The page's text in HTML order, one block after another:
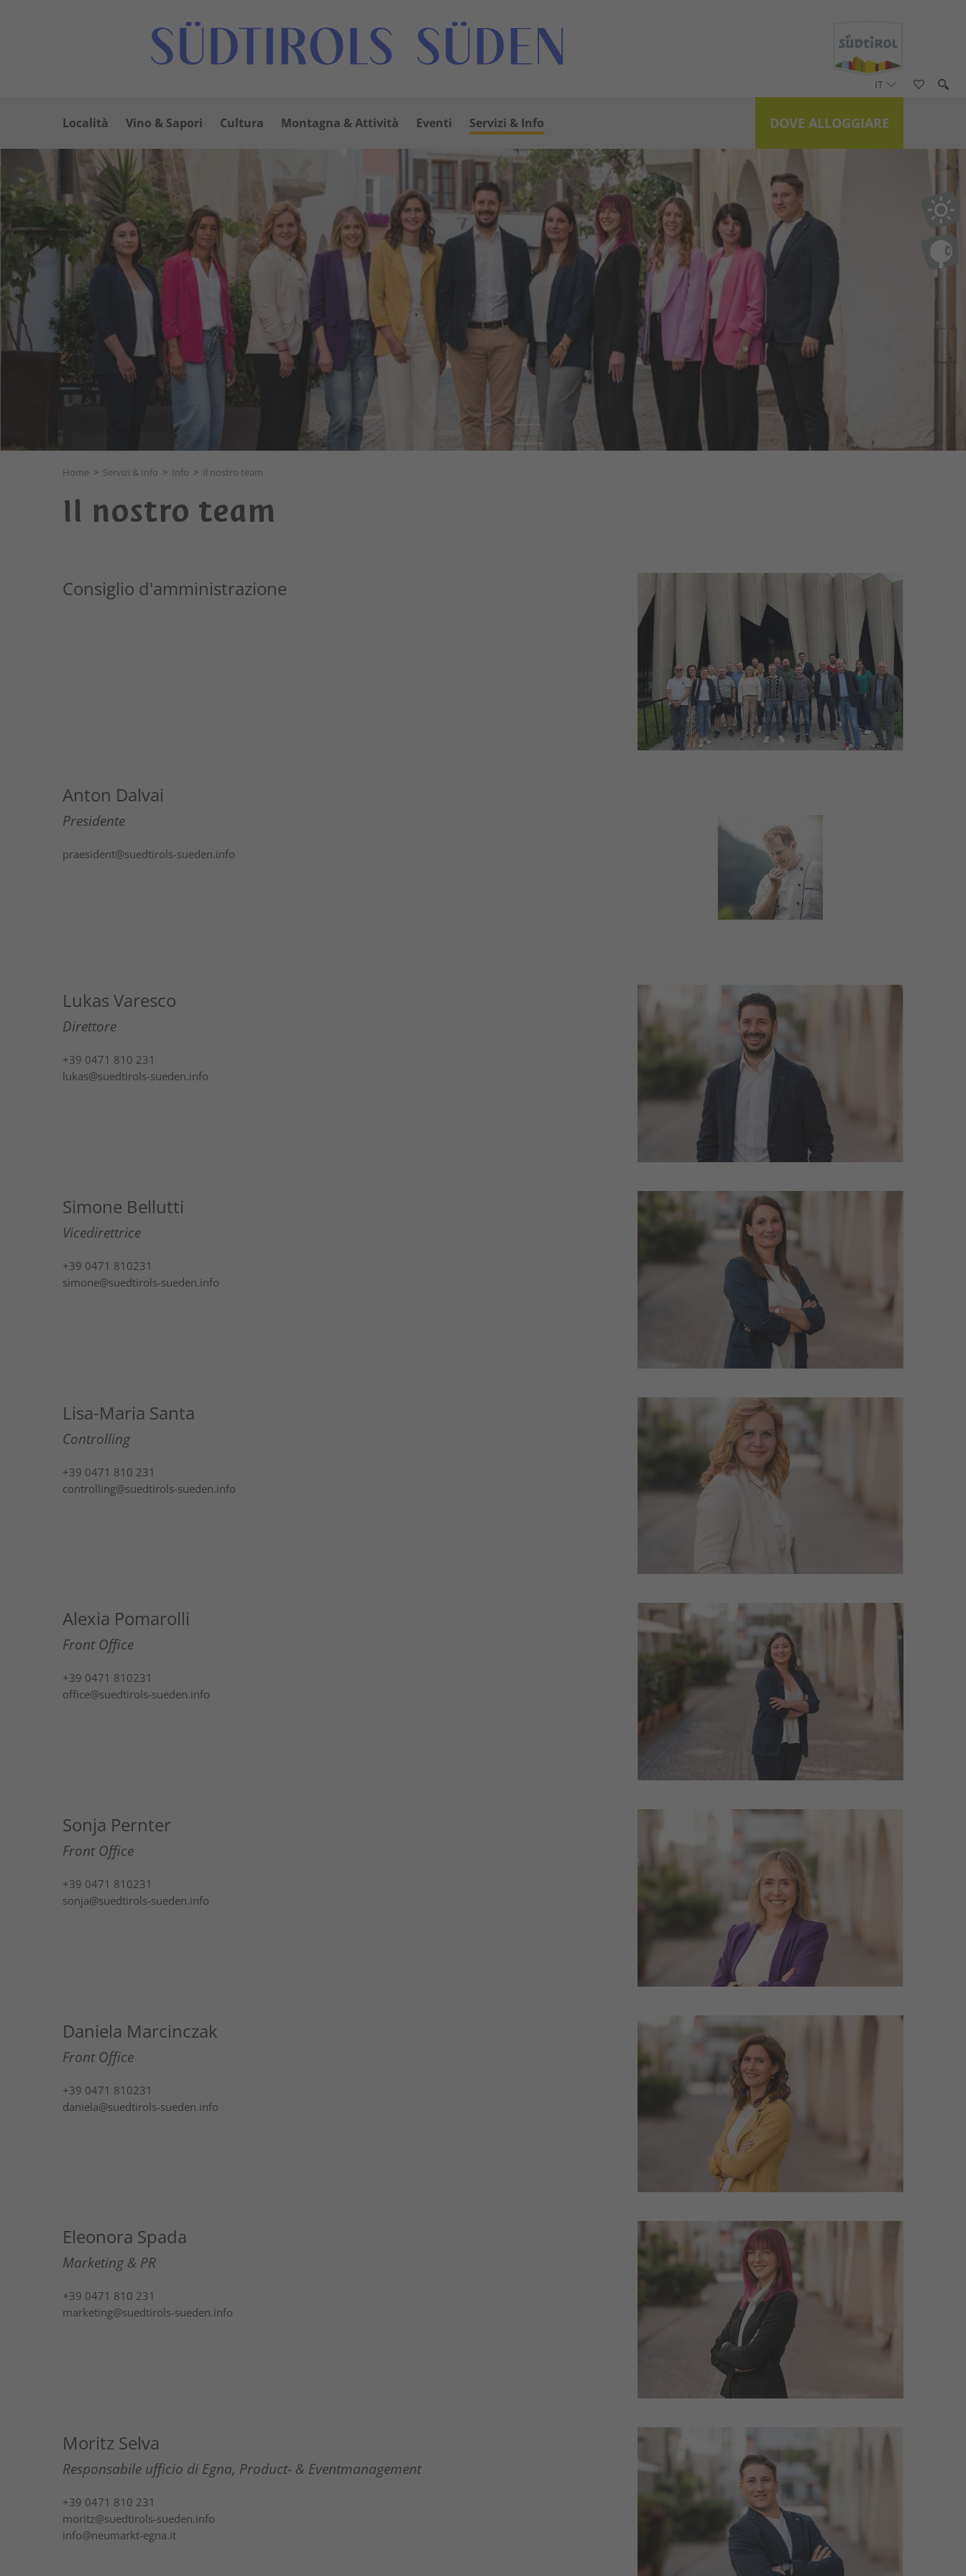
IT
DOVE ALLOGGIARE
Località Vino & Sapori Cultura Montagna & Attività Eventi Servizi & Info
Home > Servizi & Info > Info > Il nostro team
Il nostro team
Consiglio d'amministrazione
Anton Dalvai
Presidente
praesident@suedtirols-sueden.info
Lukas Varesco
Direttore
+39 0471 810 231
lukas@suedtirols-sueden.info
Simone Bellutti
Vicedirettrice
+39 0471 810231
simone@suedtirols-sueden.info
Lisa-Maria Santa
Controlling
+39 0471 810 231
controlling@suedtirols-sueden.info
Alexia Pomarolli
Front Office
+39 0471 810231
office@suedtirols-sueden.info
Sonja Pernter
Front Office
+39 0471 810231
sonja@suedtirols-sueden.info
Daniela Marcinczak
Front Office
+39 0471 810231
daniela@suedtirols-sueden.info
Eleonora Spada
Marketing & PR
+39 0471 810 231
marketing@suedtirols-sueden.info
Moritz Selva
Responsabile ufficio di Egna, Product- & Eventmanagement
+39 0471 810 231
moritz@suedtirols-sueden.info
info@neumarkt-egna.it